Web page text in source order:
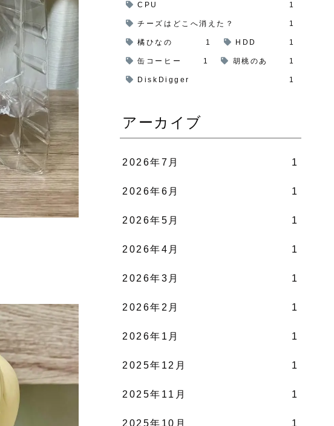
CPU 1
チーズはどこへ消えた？ 1
橘ひなの 1 HDD 1
缶コーヒー 1 胡桃のあ 1
DiskDigger 1
アーカイブ
2026年7月 1
2026年6月 1
2026年5月 1
2026年4月 1
2026年3月 1
2026年2月 1
2026年1月 1
2025年12月 1
2025年11月 1
2025年10月 1